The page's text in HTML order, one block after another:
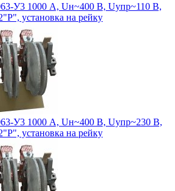
У3 1000 А, Uн~400 В, Uупр~110 В,
установка на рейку
У3 1000 А, Uн~400 В, Uупр~230 В,
установка на рейку